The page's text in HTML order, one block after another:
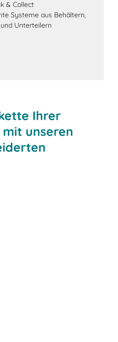
& Collect
Systeme aus Behältern,
Unterteilern
Ihrer
unseren